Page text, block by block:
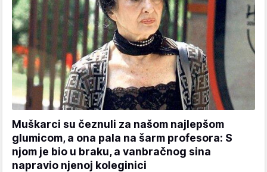
Muškarci su čeznuli za našom najlepšom
glumicom, a ona pala na šarm profesora: S
njom je bio u braku, a vanbračnog sina
napravio njenoj koleginici